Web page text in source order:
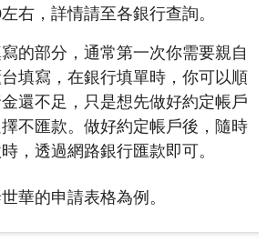
右，詳情請至各銀行查詢。
的部分，通常第一次你需要親自
填寫，在銀行填單時，你可以順
還不足，只是想先做好約定帳戶
不匯款。做好約定帳戶後，隨時
，透過網路銀行匯款即可。
華的申請表格為例。